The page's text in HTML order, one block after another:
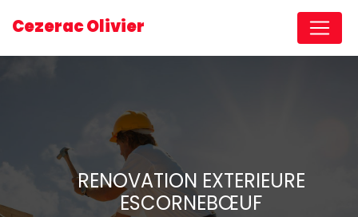
Cezerac Olivier
RENOVATION EXTERIEURE
ESCORNEBŒUF